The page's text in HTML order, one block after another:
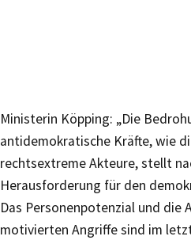
Ministerin Köpping: „Die
antidemokratische Kräfte, wie
rechtsextreme Akteure, stellt
Herausforderung für den
Das Personenpotenzial und die
motivierten Angriffe sind im